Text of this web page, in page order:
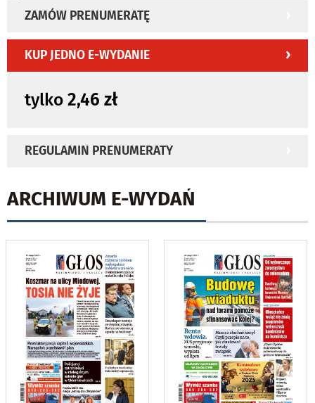
ZAMÓW PRENUMERATĘ
KUP JEDNO E-WYDANIE
tylko 2,46 zł
REGULAMIN PRENUMERATY
ARCHIWUM E-WYDAŃ